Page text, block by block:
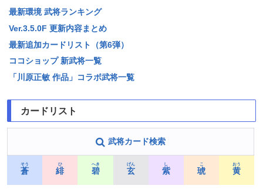
最新環境 武将ランキング
Ver.3.5.0F 更新内容まとめ
最新追加カードリスト（第6弾）
ココショップ 新武将一覧
「川原正敏 作品」コラボ武将一覧
カードリスト
武将カード検索
蒼
そう
緋
ひ
碧
へき
玄
げん
紫
し
琥
こ
黄
おう